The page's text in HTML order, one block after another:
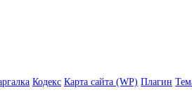
Кодекс Карта сайта (WP) Плагин